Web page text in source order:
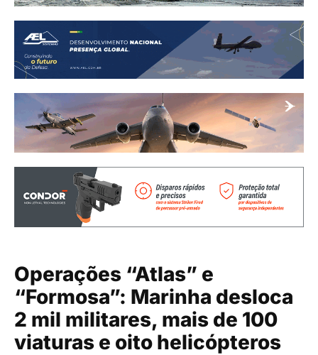
Operações “Atlas” e
“Formosa”: Marinha desloca
2 mil militares, mais de 100
viaturas e oito helicópteros